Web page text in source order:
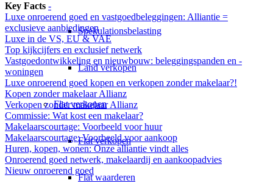
Spekulationsbelasting
Land verkopen
Flatverkopen
Flat verkopen
Flat waarderen
Key Facts -
Luxe onroerend goed en vastgoedbeleggingen: Alliantie =
exclusieve aanbiedingen
Luxe in de VS, EU & VAE
Top kijkcijfers en exclusief netwerk
Vastgoedontwikkeling en nieuwbouw: beleggingspanden en -
woningen
Luxe onroerend goed kopen en verkopen zonder makelaar?!
Kopen zonder makelaar Allianz
Verkopen zonder makelaar Allianz
Commissie: Wat kost een makelaar?
Makelaarscourtage: Voorbeeld voor huur
Makelaarscourtage: Voorbeeld voor aankoop
Huren, kopen, wonen: Onze alliantie vindt alles
Onroerend goed netwerk, makelaardij en aankoopadvies
Nieuw onroerend goed